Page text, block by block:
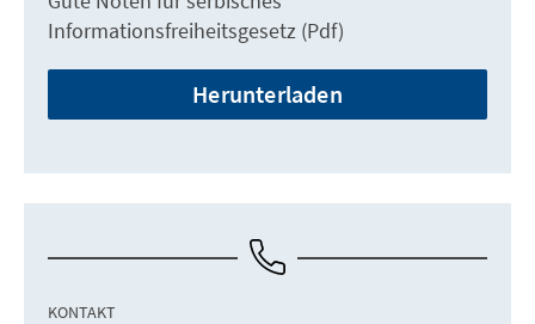
Informationsfreiheitsgesetz (Pdf)
Herunterladen
KONTAKT